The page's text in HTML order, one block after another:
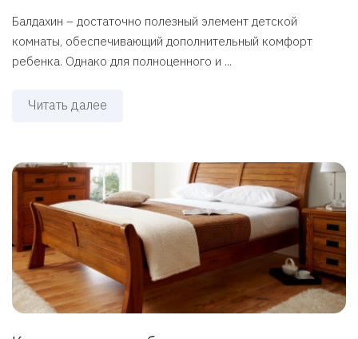
Балдахин – достаточно полезный элемент детской
комнаты, обеспечивающий дополнительный комфорт
ребенка. Однако для полноценного и ...
Читать далее